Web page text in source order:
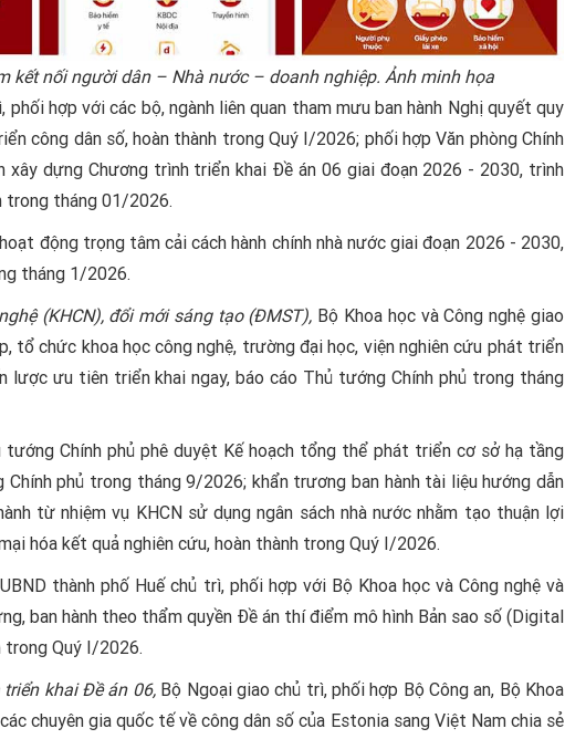
kết nối người dân – Nhà nước – doanh nghiệp. Ảnh minh họa
hợp với các bộ, ngành liên quan tham mưu ban hành Nghị quyết quy
công dân số, hoàn thành trong Quý I/2026; phối hợp Văn phòng Chính
xây dựng Chương trình triển khai Đề án 06 giai đoạn 2026 - 2030, trình
trong tháng 01/2026.
động trọng tâm cải cách hành chính nhà nước giai đoạn 2026 - 2030,
tháng 1/2026.
(KHCN), đổi mới sáng tạo (ĐMST), Bộ Khoa học và Công nghệ giao
tổ chức khoa học công nghệ, trường đại học, viện nghiên cứu phát triển
lược ưu tiên triển khai ngay, báo cáo Thủ tướng Chính phủ trong tháng
tướng Chính phủ phê duyệt Kế hoạch tổng thể phát triển cơ sở hạ tầng
phủ trong tháng 9/2026; khẩn trương ban hành tài liệu hướng dẫn
từ nhiệm vụ KHCN sử dụng ngân sách nhà nước nhằm tạo thuận lợi
hóa kết quả nghiên cứu, hoàn thành trong Quý I/2026.
thành phố Huế chủ trì, phối hợp với Bộ Khoa học và Công nghệ và
ban hành theo thẩm quyền Đề án thí điểm mô hình Bản sao số (Digital
trong Quý I/2026.
khai Đề án 06, Bộ Ngoại giao chủ trì, phối hợp Bộ Công an, Bộ Khoa
chuyên gia quốc tế về công dân số của Estonia sang Việt Nam chia sẻ